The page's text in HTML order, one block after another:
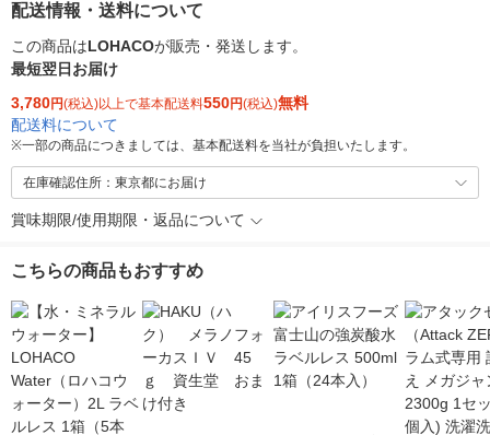
配送情報・送料について
この商品はLOHACOが販売・発送します。
最短翌日お届け
3,780円(税込)以上で基本配送料550円(税込)無料
配送料について
※一部の商品につきましては、基本配送料を当社が負担いたします。
在庫確認住所：東京都にお届け
賞味期限/使用期限・返品について
こちらの商品もおすすめ